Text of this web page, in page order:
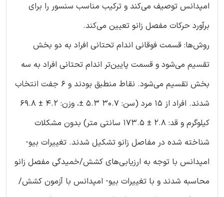
امپدانس توصیف می‌کند و ترکیب مناسب سنسور را برای
برآورد حرکات مفصل زانو تعیین می‌کند.
روش‌ها: قسمت فوقانی اندام تحتانی افراد به دو بخش
تقسیم می‌شود و قسمت پایین‌تر اندام تحتانی افراد به سه
بخش تقسیم می‌شود. نقاط منطبق بودند و 6 جفت انتخاب
شدند. افراد از 15 مرد (سن: 30.7 5.3 ±، وزن: 4.2 ± 69.8
کیلوگرم و قد: 2.8 ± 173.5 سانتی متر) بدون مشکلات
شناخته شده در مفاصل زانو تشکیل شدند. تغییرات بیو-
امپدانس با توجه به ارزیابی‌های کشش/خمیدگی مفصل زانو
محاسبه شدند و با تغییرات بیو- امپدانس با آزمون کشش/